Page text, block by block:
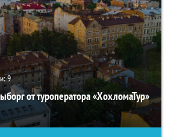
9
от туроператора «ХохломаТур»